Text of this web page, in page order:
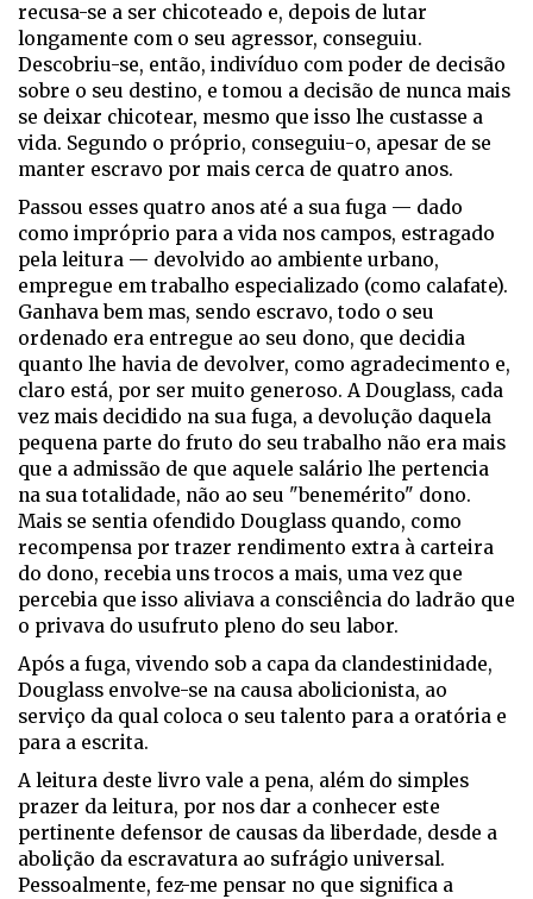
recusa-se a ser chicoteado e, depois de lutar
longamente com o seu agressor, conseguiu.
Descobriu-se, então, indivíduo com poder de decisão
sobre o seu destino, e tomou a decisão de nunca mais
se deixar chicotear, mesmo que isso lhe custasse a
vida. Segundo o próprio, conseguiu-o, apesar de se
manter escravo por mais cerca de quatro anos.
Passou esses quatro anos até a sua fuga — dado
como impróprio para a vida nos campos, estragado
pela leitura — devolvido ao ambiente urbano,
empregue em trabalho especializado (como calafate).
Ganhava bem mas, sendo escravo, todo o seu
ordenado era entregue ao seu dono, que decidia
quanto lhe havia de devolver, como agradecimento e,
claro está, por ser muito generoso. A Douglass, cada
vez mais decidido na sua fuga, a devolução daquela
pequena parte do fruto do seu trabalho não era mais
que a admissão de que aquele salário lhe pertencia
na sua totalidade, não ao seu "benemérito" dono.
Mais se sentia ofendido Douglass quando, como
recompensa por trazer rendimento extra à carteira
do dono, recebia uns trocos a mais, uma vez que
percebia que isso aliviava a consciência do ladrão que
o privava do usufruto pleno do seu labor.
Após a fuga, vivendo sob a capa da clandestinidade,
Douglass envolve-se na causa abolicionista, ao
serviço da qual coloca o seu talento para a oratória e
para a escrita.
A leitura deste livro vale a pena, além do simples
prazer da leitura, por nos dar a conhecer este
pertinente defensor de causas da liberdade, desde a
abolição da escravatura ao sufrágio universal.
Pessoalmente, fez-me pensar no que significa a